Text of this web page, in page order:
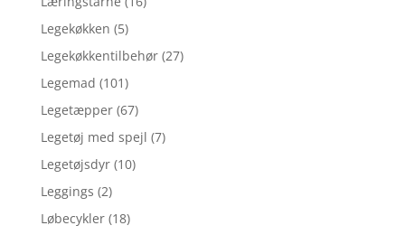
Legekøkken (5)
Legekøkkentilbehør (27)
Legemad (101)
Legetæpper (67)
Legetøj med spejl (7)
Legetøjsdyr (10)
Leggings (2)
Løbecykler (18)